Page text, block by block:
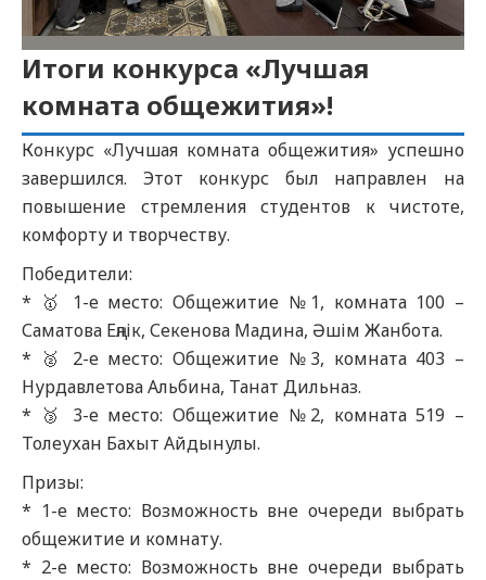
Итоги конкурса «Лучшая
комната общежития»!
Конкурс «Лучшая комната общежития» успешно
завершился. Этот конкурс был направлен на
повышение стремления студентов к чистоте,
комфорту и творчеству.
Победители:
* 🥇 1-е место: Общежитие №1, комната 100 –
Саматова Еңлік, Секенова Мадина, Әшім Жанбота.
* 🥈 2-е место: Общежитие №3, комната 403 –
Нурдавлетова Альбина, Танат Дильназ.
* 🥉 3-е место: Общежитие №2, комната 519 –
Толеухан Бахыт Айдынулы.
Призы:
* 1-е место: Возможность вне очереди выбрать
общежитие и комнату.
* 2-е место: Возможность вне очереди выбрать